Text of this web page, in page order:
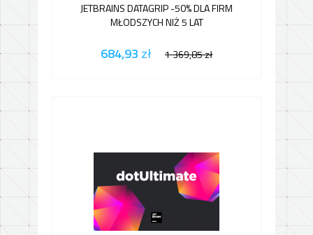
JETBRAINS DATAGRIP -50% DLA FIRM
MŁODSZYCH NIŻ 5 LAT
684,93 zł 1 369,85zł